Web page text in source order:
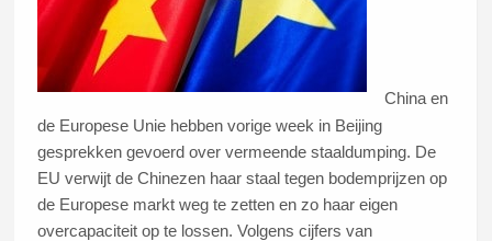
China en
de Europese Unie hebben vorige week in Beijing
gesprekken gevoerd over vermeende staaldumping. De
EU verwijt de Chinezen haar staal tegen bodemprijzen op
de Europese markt weg te zetten en zo haar eigen
overcapaciteit op te lossen. Volgens cijfers van